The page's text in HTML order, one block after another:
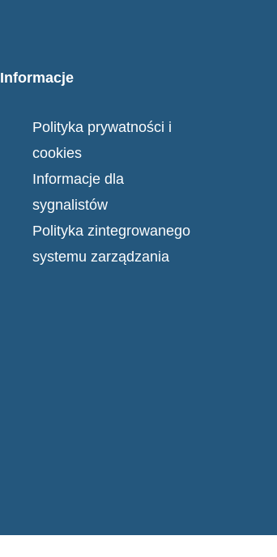
Informacje
Polityka prywatności i
cookies
Informacje dla
sygnalistów
Polityka zintegrowanego
systemu zarządzania